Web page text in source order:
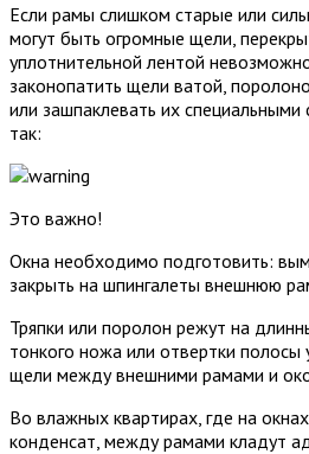
Если рамы слишком старые или
могут быть огромные щели,
уплотнительной лентой
законопатить щели ватой,
или зашпаклевать их специальными
так:
Это важно!
Окна необходимо подготовить:
закрыть на шпингалеты внешнюю
Тряпки или поролон режут на
тонкого ножа или отвертки
щели между внешними рамами и
Во влажных квартирах, где на
конденсат, между рамами кладут